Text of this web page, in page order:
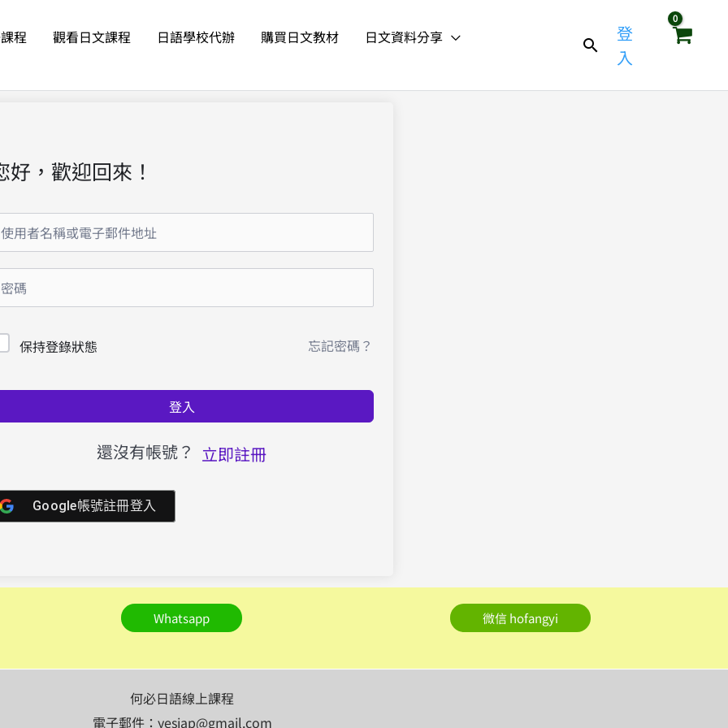
程 觀看日文課程 日語學校代辦 購買日文教材
日文資料分享
登
入
好，歡迎回來！
保持登錄狀態 忘記密碼？
登入
還沒有帳號？ 立即註冊
Google帳號註冊登入
Whatsapp 微信 hofangyi
何必日語線上課程
電子郵件：yesjap@gmail.com